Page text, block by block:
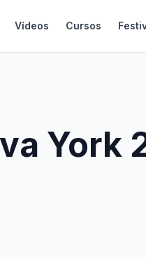
Vídeos Cursos
York